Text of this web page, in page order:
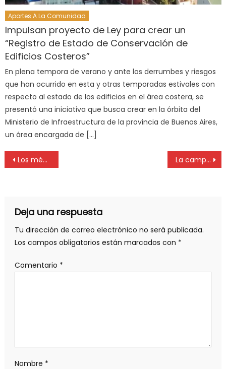
Aportes A La Comunidad
Impulsan proyecto de Ley para crear un
“Registro de Estado de Conservación de
Edificios Costeros”
En plena tempora de verano y ante los derrumbes y riesgos
que han ocurrido en esta y otras temporadas estivales con
respecto al estado de los edificios en el área costera, se
presentó una iniciativa que busca crear en la órbita del
Ministerio de Infraestructura de la provincia de Buenos Aires,
un área encargada de […]
Los médicos jubilados también salieron a responderle a Alberto Fernández La campaña llega a la recta final y todo listo para las elecciones en el Colegio de Martilleros de La Plata
Deja una respuesta
Tu dirección de correo electrónico no será publicada.
Los campos obligatorios están marcados con *
Comentario *
Nombre *